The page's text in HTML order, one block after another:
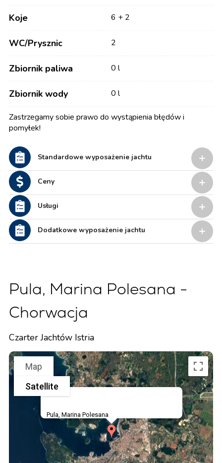
Koje 6 + 2
WC/Prysznic 2
Zbiornik paliwa 0 l
Zbiornik wody 0 l
Zastrzegamy sobie prawo do wystąpienia błędów i
pomyłek!
Standardowe wyposażenie jachtu
Ceny
Usługi
Dodatkowe wyposażenie jachtu
Pula, Marina Polesana -
Chorwacja
Czarter Jachtów Istria
Pula, Marina Polesana
Map
Satellite